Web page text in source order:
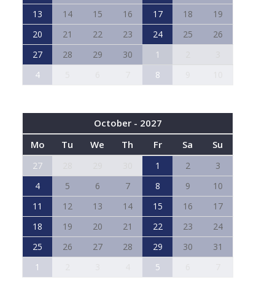
13
14 15 16 17 18
19
20
21 22 23 24 25
26
27
28 29 30 1
4
8
October - 2027
Mo
Tu We Th Fr Sa Su
27 1 2
3
4
5 6 7 8 9
10
11
12 13 14 15 16
17
18
19 20 21 22 23
24
25
26 27 28 29 30
31
1
5